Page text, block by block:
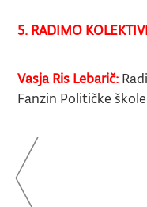
5. RADIMO
Vasja Ris Lebarič:
Fanzin Političke škole